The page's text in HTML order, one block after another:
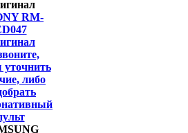
уточнить
либо